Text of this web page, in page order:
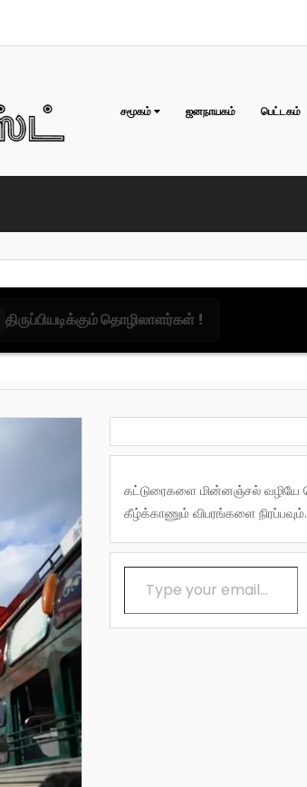
சமூகம் ஜனநாயகம் பெட்டகம்
திருப்பியடிக்கும் தொழிலாளர்கள் !
கட்டுரைகளை மின்னஞ்சல் வழியே பெற விரும்புவோர்,
கீழ்க்காணும் விபரங்களை நிரப்பவும்.
Type your email…